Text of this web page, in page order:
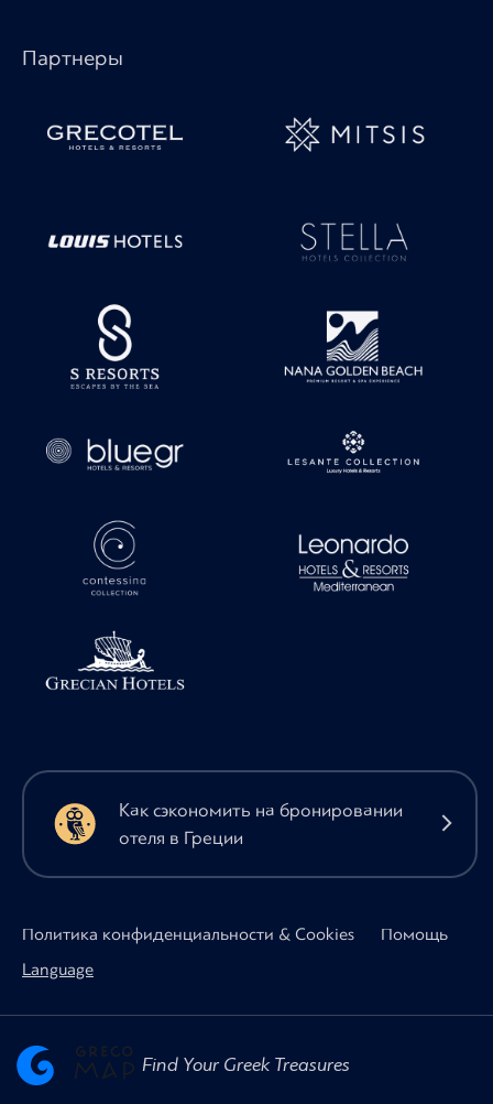
Партнеры
Как сэкономить на бронировании
отеля в Греции
Политика конфиденциальности & Cookies
Помощь
Language
Find Your Greek Treasures